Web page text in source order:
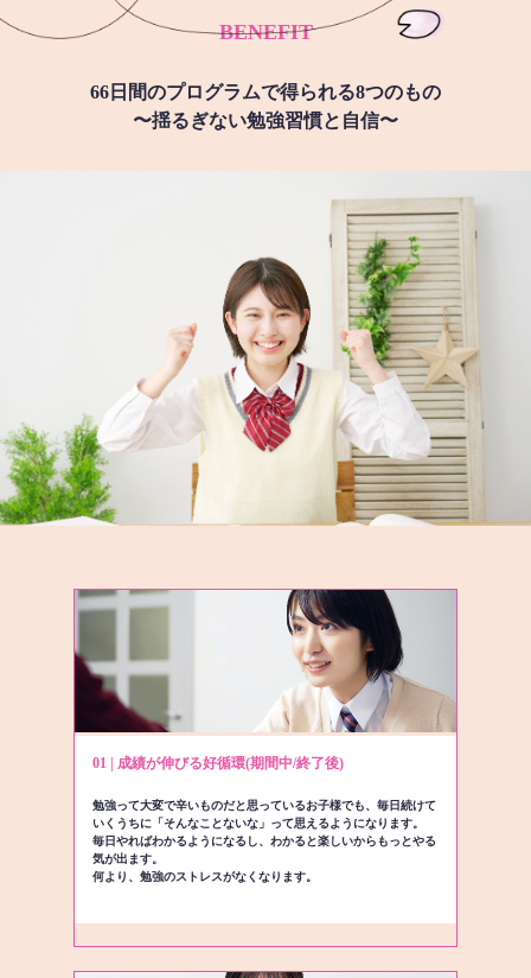
BENEFIT
66日間のプログラムで得られる8つのもの
〜揺るぎない勉強習慣と自信〜
01 | 成績が伸びる好循環(期間中/終了後)
勉強って大変で辛いものだと思っているお子様でも、毎日続けて
いくうちに「そんなことないな」って思えるようになります。
毎日やればわかるようになるし、わかると楽しいからもっとやる
気が出ます。
何より、勉強のストレスがなくなります。